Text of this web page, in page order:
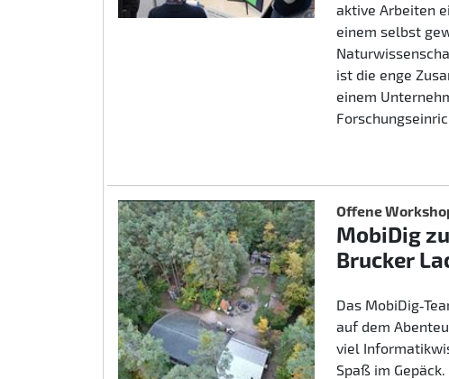
aktive Arbeiten
einem selbst
ist die enge
einem
Offene
MobiDig
Brucker
Das
auf dem
viel
Spaß im